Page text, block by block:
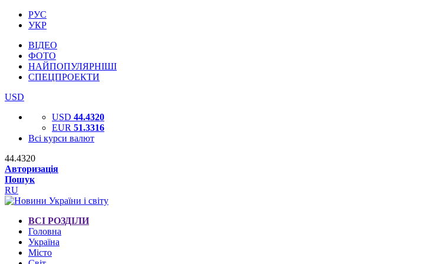
РУС
УКР
ВІДЕО
ФОТО
НАЙПОПУЛЯРНІШІ
СПЕЦПРОЕКТИ
USD
USD 44.4320
EUR 51.3316
Всі курси валют
44.4320
Авторизація
Пошук
RU
ВСІ РОЗДІЛИ
Головна
Україна
Місто